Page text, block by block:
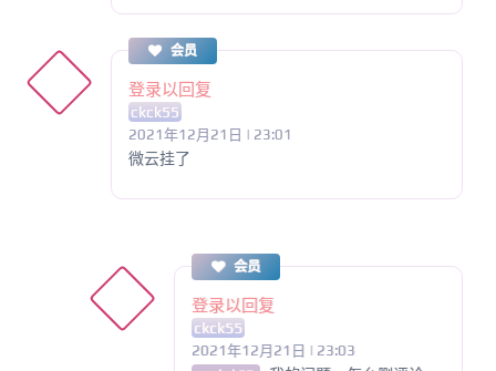
会员
登录以回复
ckck55
2021年12月21日 | 23:01
微云挂了
会员
登录以回复
ckck55
2021年12月21日 | 23:03